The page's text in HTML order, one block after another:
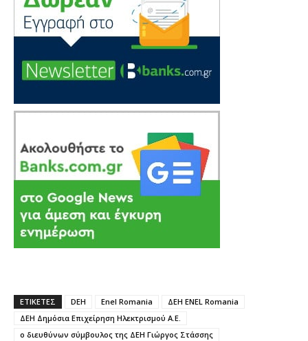
ΕΤΙΚΕΤΕΣ DEH Enel Romania
ΔΕΗ ENEL Romania
ΔΕΗ Δημόσια Επιχείρηση Ηλεκτρισμού Α.Ε.
ο διευθύνων σύμβουλος της ΔΕΗ Γιώργος Στάσσης